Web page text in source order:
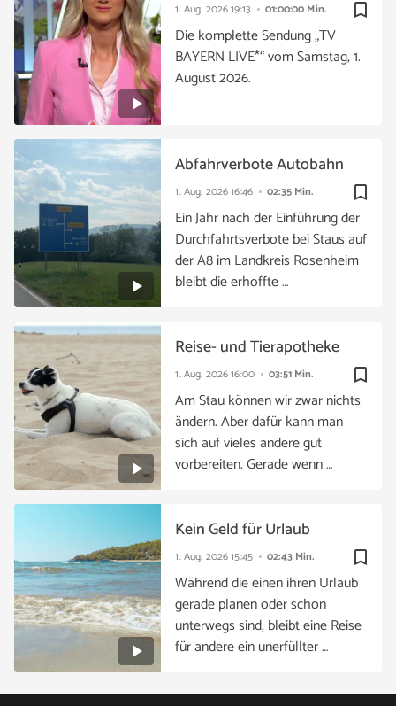
bookmark_border
1. Aug. 202619:13 01:00:00 Min.
Die komplette Sendung „TV
BAYERN LIVE*“ vom Samstag, 1.
August 2026.
bookmark_border
1. Aug. 202616:46 02:35 Min.
Abfahrverbote Autobahn
Ein Jahr nach der Einführung der
Durchfahrtsverbote bei Staus auf
der A8 im Landkreis Rosenheim
bleibt die erhoffte …
bookmark_border
1. Aug. 202616:00 03:51 Min.
Reise- und Tierapotheke
Am Stau können wir zwar nichts
ändern. Aber dafür kann man
sich auf vieles andere gut
vorbereiten. Gerade wenn …
bookmark_border
1. Aug. 202615:45 02:43 Min.
Kein Geld für Urlaub
Während die einen ihren Urlaub
gerade planen oder schon
unterwegs sind, bleibt eine Reise
für andere ein unerfüllter …